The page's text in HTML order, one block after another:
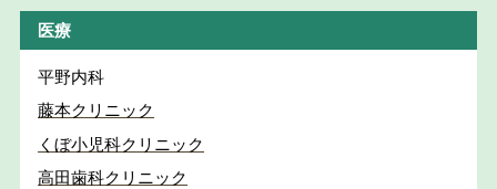
医療
平野内科
藤本クリニック
くぼ小児科クリニック
高田歯科クリニック